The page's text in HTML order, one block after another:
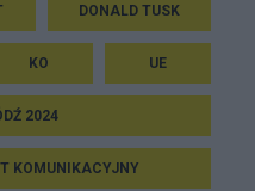
DONALD TUSK
KO UE
2024
KOMUNIKACYJNY